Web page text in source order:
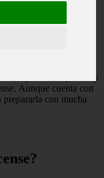
característicos de
olla podrida española y
Aunque cuenta con
con mucha